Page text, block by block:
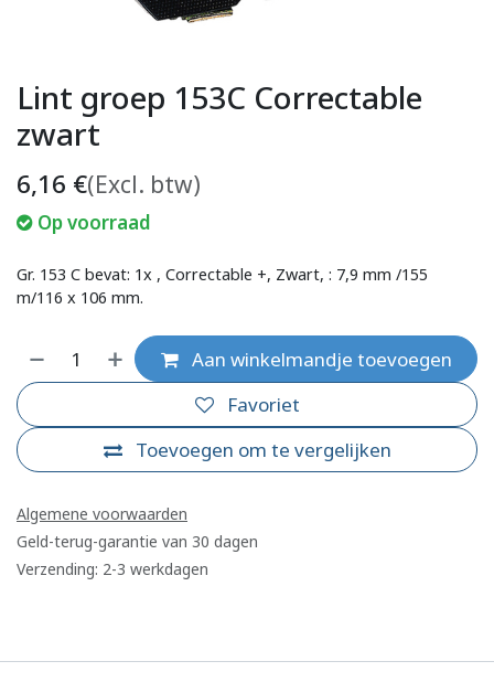
Lint groep 153C Correctable
zwart
6,16 €(Excl. btw)
Op voorraad
Gr. 153 C bevat: 1x , Correctable +, Zwart, : 7,9 mm /155
m/116 x 106 mm.
Aan winkelmandje toevoegen
Toevoegen om te vergelijken
Favoriet
Algemene voorwaarden
Geld-terug-garantie van 30 dagen
Verzending: 2-3 werkdagen